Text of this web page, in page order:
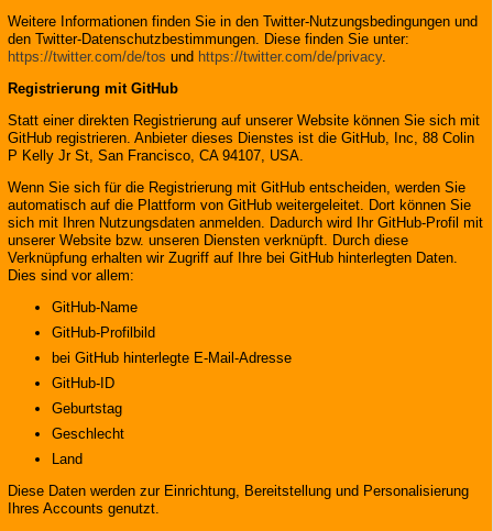
Weitere Informationen finden Sie in den Twitter-Nutzungsbedingungen und
den Twitter-Datenschutzbestimmungen. Diese finden Sie unter:
https://twitter.com/de/tos und https://twitter.com/de/privacy.
Registrierung mit GitHub
Statt einer direkten Registrierung auf unserer Website können Sie sich mit
GitHub registrieren. Anbieter dieses Dienstes ist die GitHub, Inc, 88 Colin
P Kelly Jr St, San Francisco, CA 94107, USA.
Wenn Sie sich für die Registrierung mit GitHub entscheiden, werden Sie
automatisch auf die Plattform von GitHub weitergeleitet. Dort können Sie
sich mit Ihren Nutzungsdaten anmelden. Dadurch wird Ihr GitHub-Profil mit
unserer Website bzw. unseren Diensten verknüpft. Durch diese
Verknüpfung erhalten wir Zugriff auf Ihre bei GitHub hinterlegten Daten.
Dies sind vor allem:
GitHub-Name
GitHub-Profilbild
bei GitHub hinterlegte E-Mail-Adresse
GitHub-ID
Geburtstag
Geschlecht
Land
Diese Daten werden zur Einrichtung, Bereitstellung und Personalisierung
Ihres Accounts genutzt.